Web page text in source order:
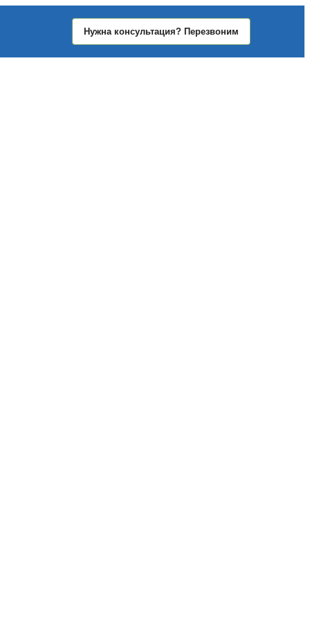
Нужна консультация? Перезвоним